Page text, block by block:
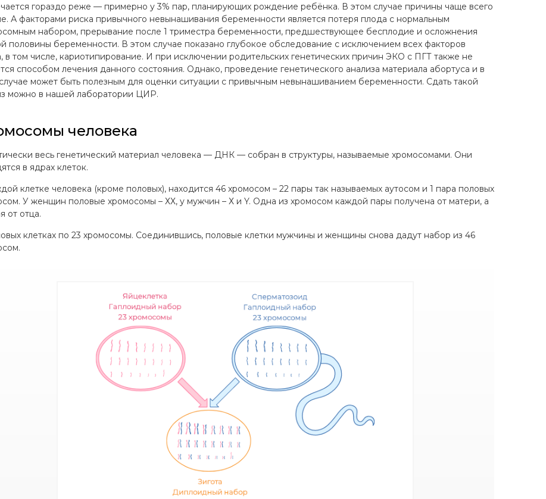
гораздо реже — примерно у 3% пар, планирующих рождение ребёнка. В этом случае причины чаще всего
А факторами риска привычного невынашивания беременности является потеря плода с нормальным
набором, прерывание после 1 триместра беременности, предшествующее бесплодие и осложнения
половины беременности. В этом случае показано глубокое обследование с исключением всех факторов
в том числе, кариотипирование. И при исключении родительских генетических причин ЭКО с ПГТ также не
способом лечения данного состояния. Однако, проведение генетического анализа материала абортуса и в
может быть полезным для оценки ситуации с привычным невынашиванием беременности. Сдать такой
можно в нашей лаборатории ЦИР.
человека
весь генетический материал человека — ДНК — собран в структуры, называемые хромосомами. Они
в ядрах клеток.
клетке человека (кроме половых), находится 46 хромосом – 22 пары так называемых аутосом и 1 пара половых
У женщин половые хромосомы – ХХ, у мужчин – Х и Y. Одна из хромосом каждой пары получена от матери, а
от отца.
клетках по 23 хромосомы. Соединившись, половые клетки мужчины и женщины снова дадут набор из 46